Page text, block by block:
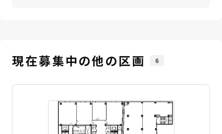
現在募集中の他の区画 6